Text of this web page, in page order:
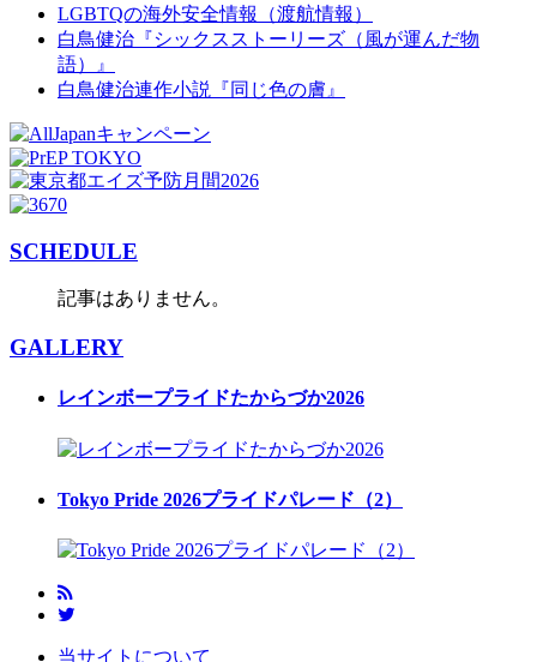
LGBTQの海外安全情報（渡航情報）
白鳥健治『シックスストーリーズ（風が運んだ物
語）』
白鳥健治連作小説『同じ色の膚』
SCHEDULE
記事はありません。
GALLERY
レインボープライドたからづか2026
Tokyo Pride 2026プライドパレード（2）
当サイトについて